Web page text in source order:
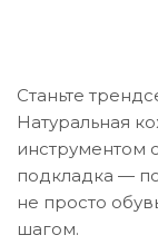
Станьте
Натуральная
инструментом
подкладка —
не просто
шагом.